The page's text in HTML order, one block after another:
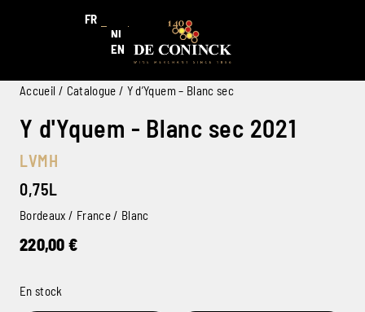
FR
NL
EN
Accueil / Catalogue / Y d’Yquem – Blanc sec
Y d'Yquem - Blanc sec 2021
LVMH
0,75L
Bordeaux / France / Blanc
220,00 €
En stock